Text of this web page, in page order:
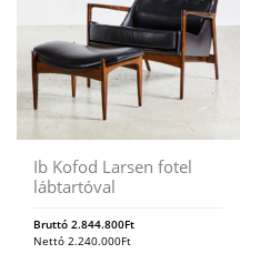
Ib Kofod Larsen fotel
lábtartóval
Bruttó 2.844.800Ft
Nettó 2.240.000Ft